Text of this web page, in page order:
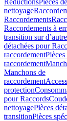
RéductionsPièces
nettoyage
Raccordements
Raccordements à
transition sur
détachées pour
raccordement
raccordement
Manchons de
raccordement
protection
pour Raccords
nettoyagePièces
transitionPièces